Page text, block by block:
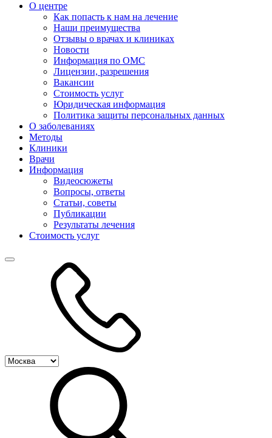
О центре
Как попасть к нам на лечение
Наши преимущества
Отзывы о врачах и клиниках
Новости
Информация по ОМС
Лицензии, разрешения
Вакансии
Стоимость услуг
Юридическая информация
Политика защиты персональных данных
О заболеваниях
Методы
Клиники
Врачи
Информация
Видеосюжеты
Вопросы, ответы
Статьи, советы
Публикации
Результаты лечения
Стоимость услуг